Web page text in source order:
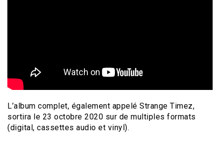
L’album complet, également appelé Strange Timez,
sortira le 23 octobre 2020 sur de multiples formats
(digital, cassettes audio et vinyl).